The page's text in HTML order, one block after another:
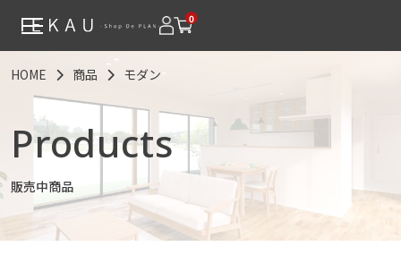
0
HOME 商品 モダン
Products
販売中商品